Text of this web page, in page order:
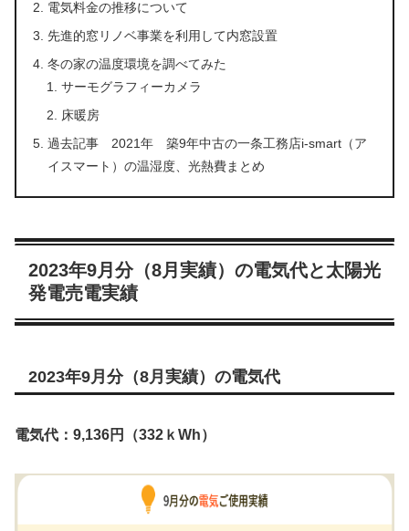
電気料金の推移について
先進的窓リノベ事業を利用して内窓設置
冬の家の温度環境を調べてみた
サーモグラフィーカメラ
床暖房
過去記事 2021年 築9年中古の一条工務店i-smart（ア
イスマート）の温湿度、光熱費まとめ
2023年9月分（8月実績）の電気代と太陽光
発電売電実績
2023年9月分（8月実績）の電気代
電気代：9,136円（332ｋWh）